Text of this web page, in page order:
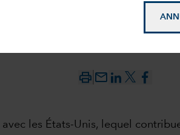
mail_outline
les États-Unis, lequel